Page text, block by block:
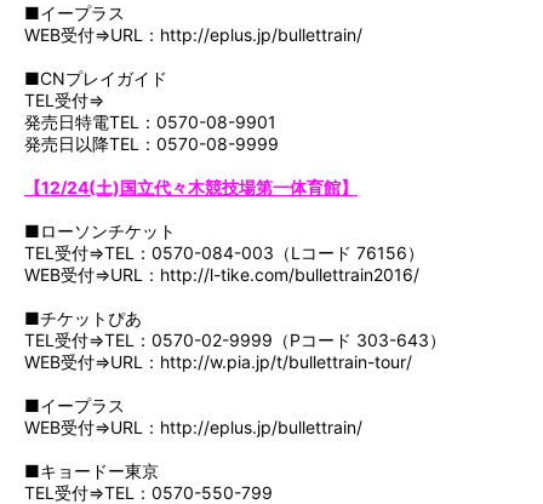
■イープラス
WEB受付⇒URL： http://eplus.jp/bullettrain/
■CNプレイガイド
TEL受付⇒
発売日特電TEL：0570-08-9901
発売日以降TEL：0570-08-9999
【12/24(土)国立代々木競技場第一体育館】
■ローソンチケット
TEL受付⇒TEL：0570-084-003（Lコード 76156）
WEB受付⇒URL： http://l-tike.com/bullettrain2016/
■チケットぴあ
TEL受付⇒TEL：0570-02-9999（Pコード 303-643）
WEB受付⇒URL： http://w.pia.jp/t/bullettrain-tour/
■イープラス
WEB受付⇒URL： http://eplus.jp/bullettrain/
■キョードー東京
TEL受付⇒TEL：0570-550-799